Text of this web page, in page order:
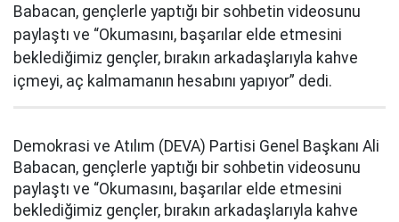
Babacan, gençlerle yaptığı bir sohbetin videosunu
paylaştı ve “Okumasını, başarılar elde etmesini
beklediğimiz gençler, bırakın arkadaşlarıyla kahve
içmeyi, aç kalmamanın hesabını yapıyor” dedi.
Demokrasi ve Atılım (DEVA) Partisi Genel Başkanı Ali
Babacan, gençlerle yaptığı bir sohbetin videosunu
paylaştı ve “Okumasını, başarılar elde etmesini
beklediğimiz gençler, bırakın arkadaşlarıyla kahve